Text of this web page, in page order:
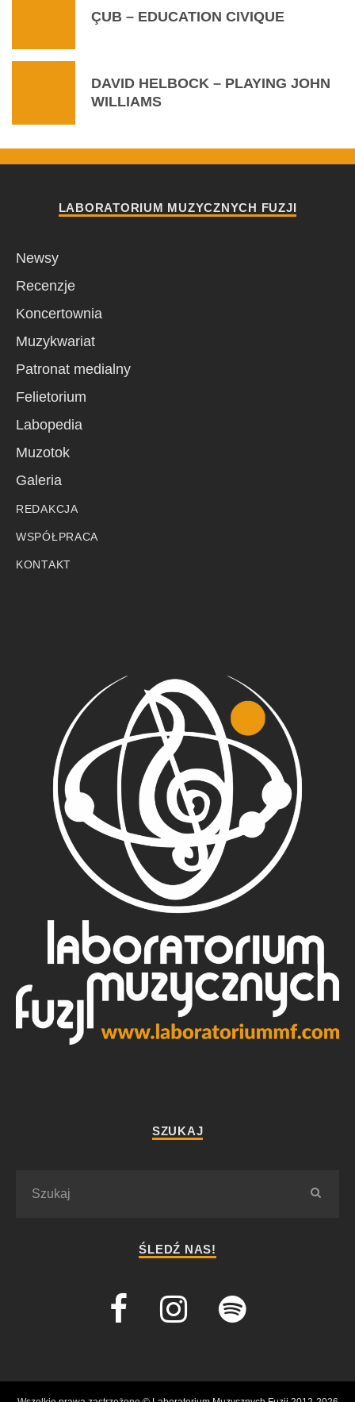
ÇUB – EDUCATION CIVIQUE
DAVID HELBOCK – PLAYING JOHN
WILLIAMS
LABORATORIUM MUZYCZNYCH FUZJI
Newsy
Recenzje
Koncertownia
Muzykwariat
Patronat medialny
Felietorium
Labopedia
Muzotok
Galeria
REDAKCJA
WSPÓŁPRACA
KONTAKT
SZUKAJ
ŚLEDŹ NAS!